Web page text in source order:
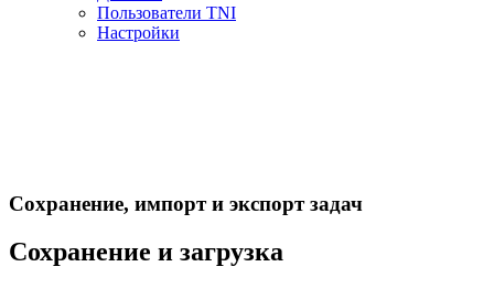
Пользователи TNI
Настройки
Сохранение, импорт и экспорт задач
Сохранение и загрузка